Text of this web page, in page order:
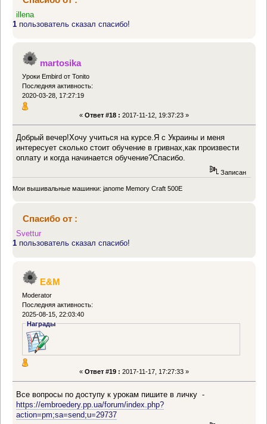
illena
1 пользователь сказал спасибо!
martosika
Уроки Embird от Tonito
Последняя активность:
2020-03-28, 17:27:19
« Ответ #18 : 2017-11-12, 19:37:23 »
Добрый вечер!Хочу учиться на курсе.Я с Украины и меня
интересует сколько стоит обучение в гривнах,как произвести
оплату и когда начинается обучение?Спасибо.
Записан
Мои вышивальные машинки: janome Memory Craft 500E
Спасибо от :
Svettur
1 пользователь сказал спасибо!
E&M
Moderator
Последняя активность:
2025-08-15, 22:03:40
Награды
« Ответ #19 : 2017-11-17, 17:27:33 »
Все вопросы по доступу к урокам пишите в личку -
https://embroedery.pp.ua/forum/index.php?
action=pm;sa=send;u=29737